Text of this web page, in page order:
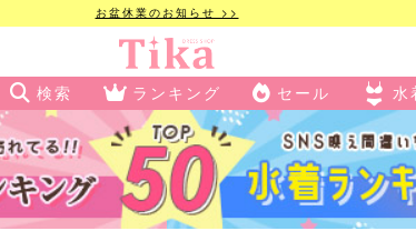
お盆休業のお知らせ >>
検索 ランキング セール 水